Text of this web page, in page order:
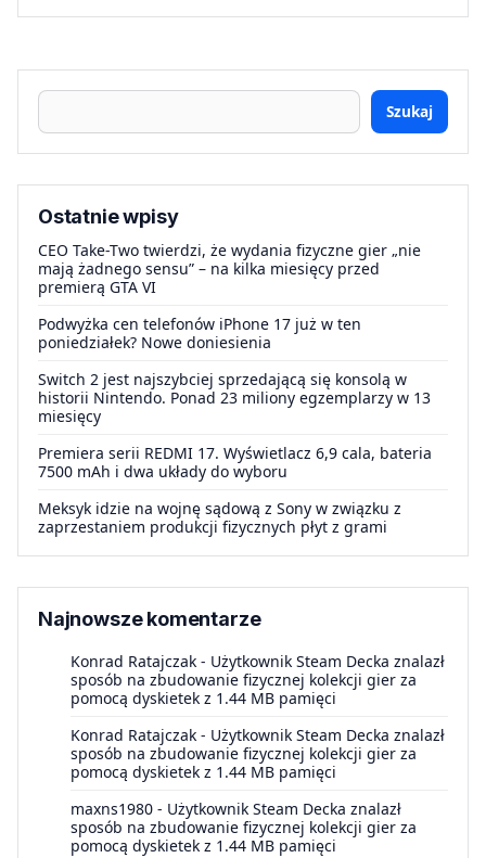
Szukaj
Ostatnie wpisy
CEO Take-Two twierdzi, że wydania fizyczne gier „nie
mają żadnego sensu” – na kilka miesięcy przed
premierą GTA VI
Podwyżka cen telefonów iPhone 17 już w ten
poniedziałek? Nowe doniesienia
Switch 2 jest najszybciej sprzedającą się konsolą w
historii Nintendo. Ponad 23 miliony egzemplarzy w 13
miesięcy
Premiera serii REDMI 17. Wyświetlacz 6,9 cala, bateria
7500 mAh i dwa układy do wyboru
Meksyk idzie na wojnę sądową z Sony w związku z
zaprzestaniem produkcji fizycznych płyt z grami
Najnowsze komentarze
Konrad Ratajczak - Użytkownik Steam Decka znalazł
sposób na zbudowanie fizycznej kolekcji gier za
pomocą dyskietek z 1.44 MB pamięci
Konrad Ratajczak - Użytkownik Steam Decka znalazł
sposób na zbudowanie fizycznej kolekcji gier za
pomocą dyskietek z 1.44 MB pamięci
maxns1980 - Użytkownik Steam Decka znalazł
sposób na zbudowanie fizycznej kolekcji gier za
pomocą dyskietek z 1.44 MB pamięci